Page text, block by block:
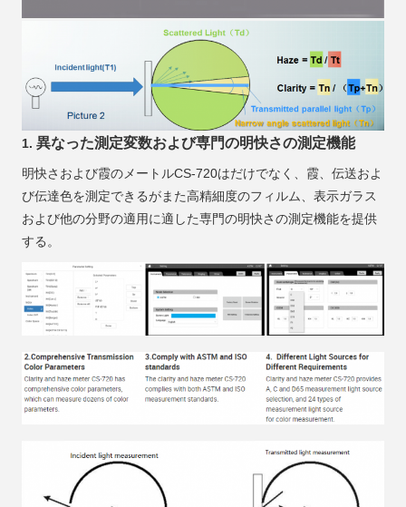
1. 異なった測定変数および専門の明快さの測定機能
明快さおよび霞のメートルCS-720はだけでなく、霞、伝送およ
び伝達色を測定できるがまた高精細度のフィルム、表示ガラス
および他の分野の適用に適した専門の明快さの測定機能を提供
する。